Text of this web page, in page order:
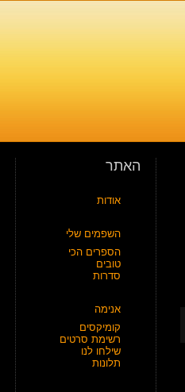
האתר
אודות
השפמים שלי
הספרים הכי
טובים
סדרות
אנימה
קומיקסים
רשימת סרטים
שילחו לנו
תלונות